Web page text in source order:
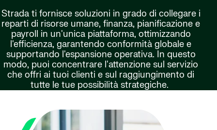
Strada ti fornisce soluzioni in grado di collegare i
reparti di risorse umane, finanza, pianificazione e
payroll in un'unica piattaforma, ottimizzando
l'efficienza, garantendo conformità globale e
supportando l'espansione operativa. In questo
modo, puoi concentrare l'attenzione sul servizio
che offri ai tuoi clienti e sul raggiungimento di
tutte le tue possibilità strategiche.